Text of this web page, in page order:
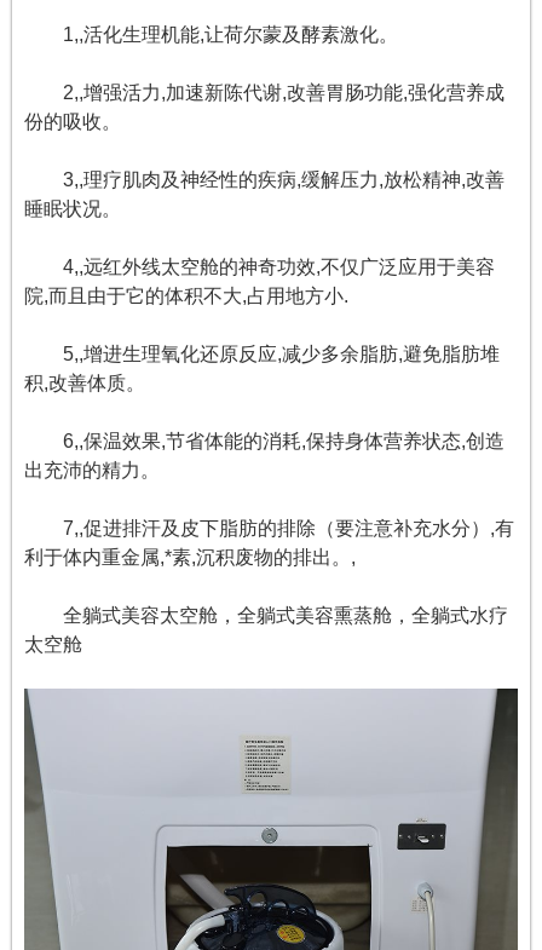
1,,活化生理机能,让荷尔蒙及酵素激化。
2,,增强活力,加速新陈代谢,改善胃肠功能,强化营养成
份的吸收。
3,,理疗肌肉及神经性的疾病,缓解压力,放松精神,改善
睡眠状况。
4,,远红外线太空舱的神奇功效,不仅广泛应用于美容
院,而且由于它的体积不大,占用地方小.
5,,增进生理氧化还原反应,减少多余脂肪,避免脂肪堆
积,改善体质。
6,,保温效果,节省体能的消耗,保持身体营养状态,创造
出充沛的精力。
7,,促进排汗及皮下脂肪的排除（要注意补充水分）,有
利于体内重金属,*素,沉积废物的排出。,
全躺式美容太空舱，全躺式美容熏蒸舱，全躺式水疗
太空舱